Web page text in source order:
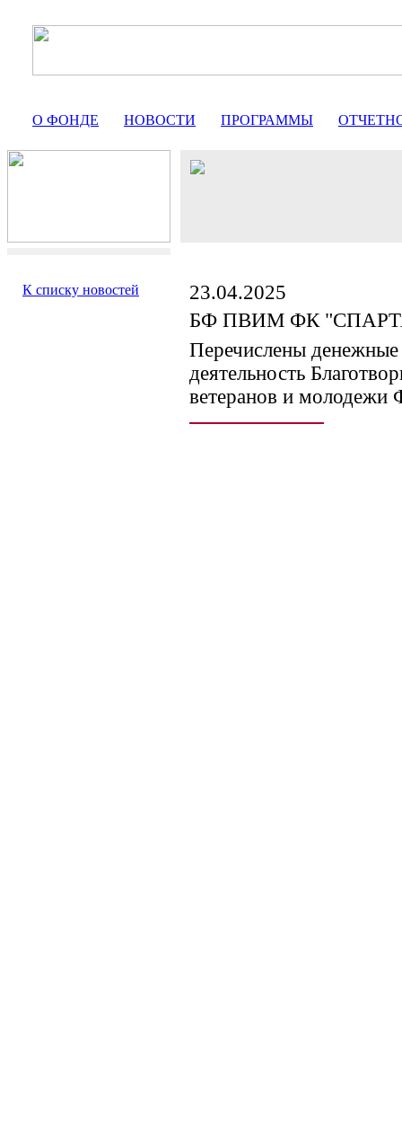
О ФОНДЕ НОВОСТИ ПРОГРАММЫ
К списку новостей
23.04.2025
БФ ПВИМ ФК
Перечислены денежные
деятельность
ветеранов и